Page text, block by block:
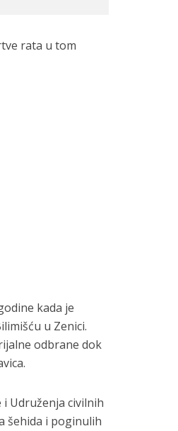
rata u tom
kada je
u Zenici.
odbrane dok
Udruženja civilnih
šehida i poginulih